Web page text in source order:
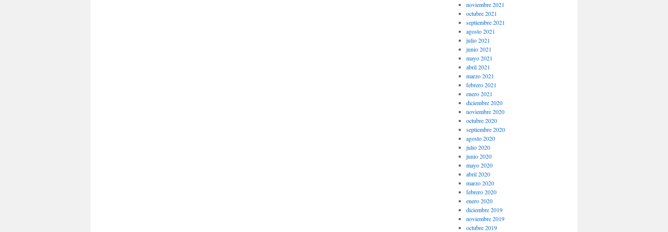
noviembre 2021
octubre 2021
septiembre 2021
agosto 2021
julio 2021
junio 2021
mayo 2021
abril 2021
marzo 2021
febrero 2021
enero 2021
diciembre 2020
noviembre 2020
octubre 2020
septiembre 2020
agosto 2020
julio 2020
junio 2020
mayo 2020
abril 2020
marzo 2020
febrero 2020
enero 2020
diciembre 2019
noviembre 2019
octubre 2019